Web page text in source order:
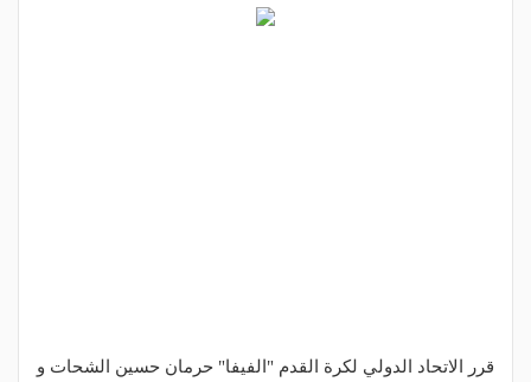
قرر الاتحاد الدولي لكرة القدم "الفيفا" حرمان حسين الشحات و